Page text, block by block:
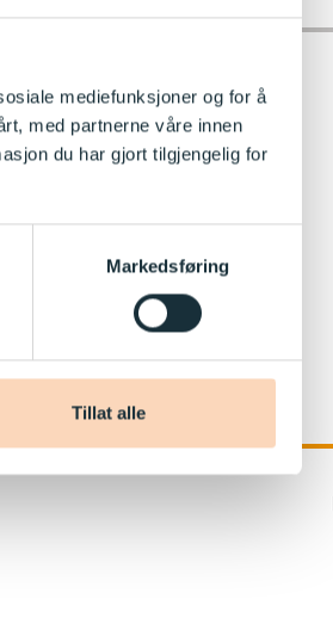
mediefunksjoner og for å
med partnerne våre innen
du har gjort tilgjengelig for
Markedsføring
Tillat alle